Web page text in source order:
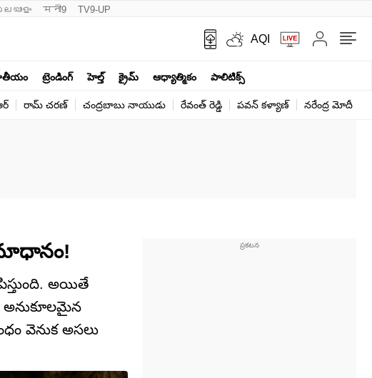
मनी9 TV9-UP
AQI
ట్రెండింగ్ హెల్త్‌ క్రైమ్ ఆధ్యాత్మికం పాలిటిక్స్‌
రామ్ చ‌ర‌ణ్‌ చంద్రబాబు నాయుడు రేవంత్ రెడ్డి పవన్ కళ్యాణ్ నరేంద్ర మోదీ
అయితే
అనుకూలమైన
వెనుక అసలు